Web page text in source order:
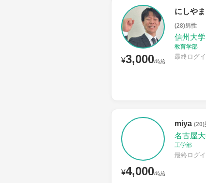
¥3,000/時給
にしや
(28)男性
信州大学
教育学部
最終ログ
¥4,000/時給
miya (20)
名古屋
工学部
最終ログ